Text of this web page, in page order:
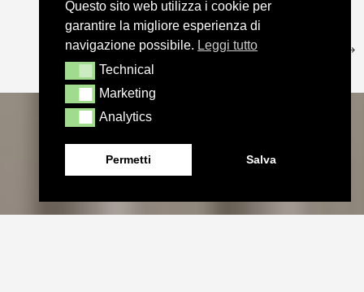
Questo sito web utilizza i cookie per
garantire la migliore esperienza di
navigazione possibile. Leggi tutto
TechnicalTechnical
MarketingMarketing
AnalyticsAnalytics
Permetti Salva